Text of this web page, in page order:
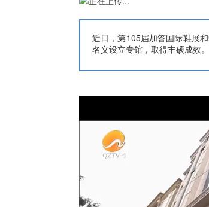
近日，第105届加答国际鞋展
名义设立专馆，取得丰硕成效。